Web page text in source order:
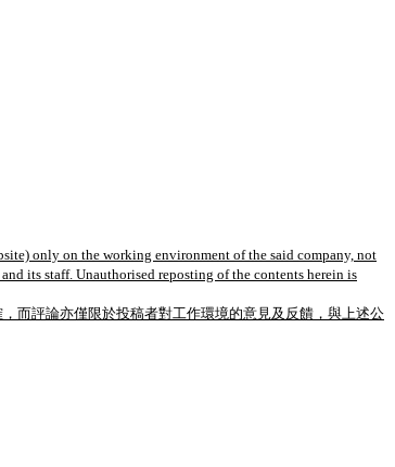
only on the working environment of the said company, not
its staff. Unauthorised reposting of the contents herein is
而評論亦僅限於投稿者對工作環境的意見及反饋，與上述公